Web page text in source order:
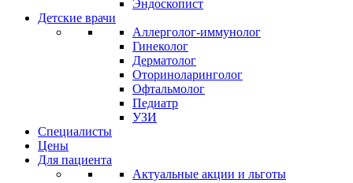
Эндоскопист
Детские врачи
Аллерголог-иммунолог
Гинеколог
Дерматолог
Оториноларинголог
Офтальмолог
Педиатр
УЗИ
Специалисты
Цены
Для пациента
Актуальные акции и льготы